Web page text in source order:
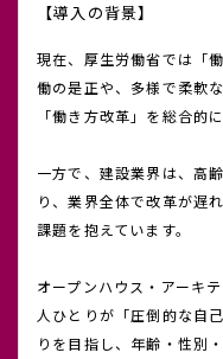
【導入の背景】
現在、厚生労働省では「
働の是正や、多様で柔軟
「働き方改革」を総合的
一方で、建設業界は、高
り、業界全体で改革が遅
課題を抱えています。
オープンハウス・アーキ
人ひとりが「圧倒的な自
りを目指し、年齢・性別